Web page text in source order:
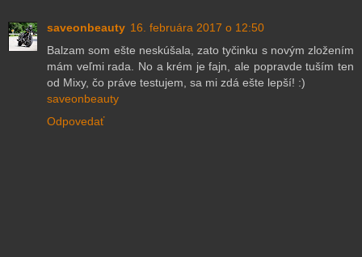
saveonbeauty 16. februára 2017 o 12:50
Balzam som ešte neskúšala, zato tyčinku s novým zložením
mám veľmi rada. No a krém je fajn, ale popravde tuším ten
od Mixy, čo práve testujem, sa mi zdá ešte lepší! :)
saveonbeauty
Odpovedať